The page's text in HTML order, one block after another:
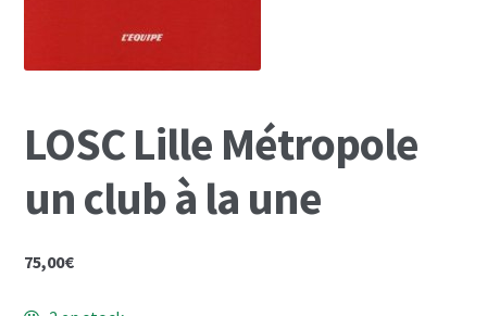
Panier
LOSC Lille Métropole
un club à la une
75,00€